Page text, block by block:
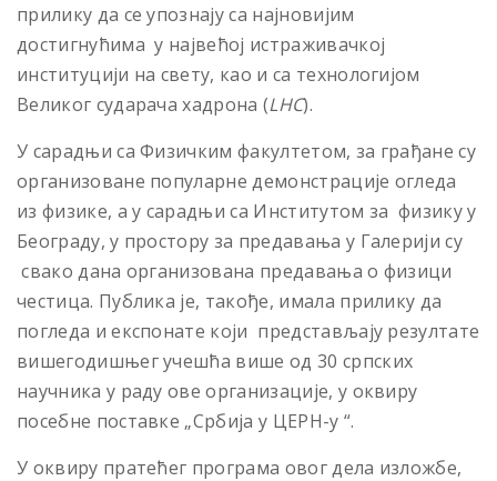
прилику да се упознају са најновијим
достигнућима у највећој истраживачкој
институцији на свету, као и са технологијом
Великог сударача хадрона (LHC).
У сарадњи са Физичким факултетом, за грађане су
организоване популарне демонстрације огледа
из физике, а у сарадњи са Институтом за физику у
Београду, у простору за предавања у Галерији су
свако дана организована предавања о физици
честица. Публика је, такође, имала прилику да
погледа и експонате који представљају резултате
вишегодишњег учешћа више од 30 српских
научника у раду ове организације, у оквиру
посебне поставке „Србија у ЦЕРН-у “.
У оквиру пратећег програма овог дела изложбе,